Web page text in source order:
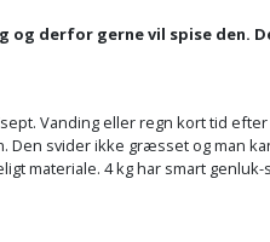
derfor gerne vil spise den.
Vanding eller regn kort tid
svider ikke græsset og man
materiale. 4 kg har smart genluk-